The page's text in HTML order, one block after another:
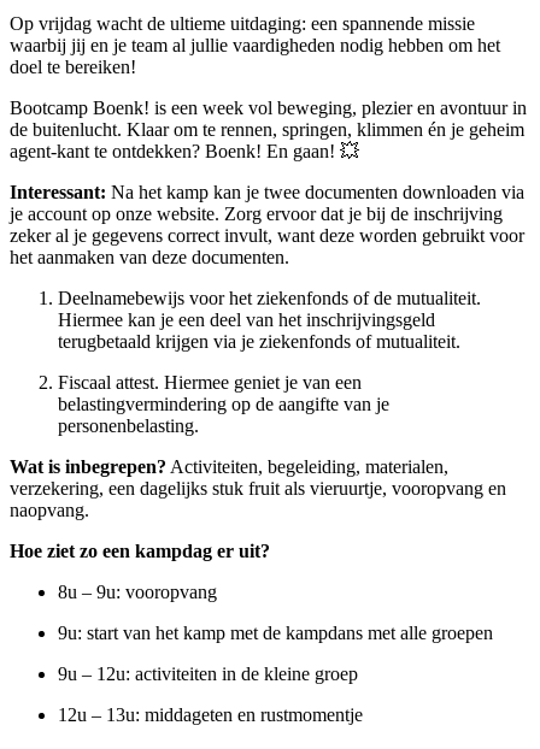
Op vrijdag wacht de ultieme uitdaging: een spannende missie
waarbij jij en je team al jullie vaardigheden nodig hebben om het
doel te bereiken!
Bootcamp Boenk! is een week vol beweging, plezier en avontuur in
de buitenlucht. Klaar om te rennen, springen, klimmen én je geheim
agent-kant te ontdekken? Boenk! En gaan! 💥
Interessant: Na het kamp kan je twee documenten downloaden via
je account op onze website. Zorg ervoor dat je bij de inschrijving
zeker al je gegevens correct invult, want deze worden gebruikt voor
het aanmaken van deze documenten.
Deelnamebewijs voor het ziekenfonds of de mutualiteit.
Hiermee kan je een deel van het inschrijvingsgeld
terugbetaald krijgen via je ziekenfonds of mutualiteit.
Fiscaal attest. Hiermee geniet je van een
belastingvermindering op de aangifte van je
personenbelasting.
Wat is inbegrepen? Activiteiten, begeleiding, materialen,
verzekering, een dagelijks stuk fruit als vieruurtje, vooropvang en
naopvang.
Hoe ziet zo een kampdag er uit?
8u – 9u: vooropvang
9u: start van het kamp met de kampdans met alle groepen
9u – 12u: activiteiten in de kleine groep
12u – 13u: middageten en rustmomentje